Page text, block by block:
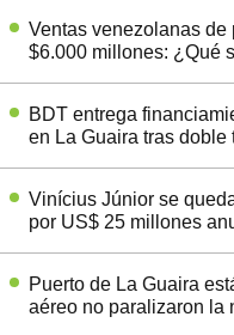
Ventas venezolanas
$6.000 millones: ¿Qué
BDT entrega
en La Guaira tras doble
Vinícius Júnior se
por US$ 25 millones
Puerto de La Guaira
aéreo no paralizaron la